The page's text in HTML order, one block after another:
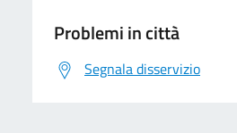
Problemi in città
Segnala disservizio